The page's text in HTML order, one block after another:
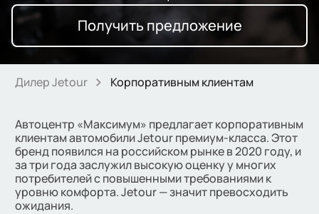
Получить предложение
Дилер Jetour Корпоративным клиентам
Автоцентр «Максимум» предлагает корпоративным
клиентам автомобили Jetour премиум-класса. Этот
бренд появился на российском рынке в 2020 году, и
за три года заслужил высокую оценку у многих
потребителей с повышенными требованиями к
уровню комфорта. Jetour — значит превосходить
ожидания.